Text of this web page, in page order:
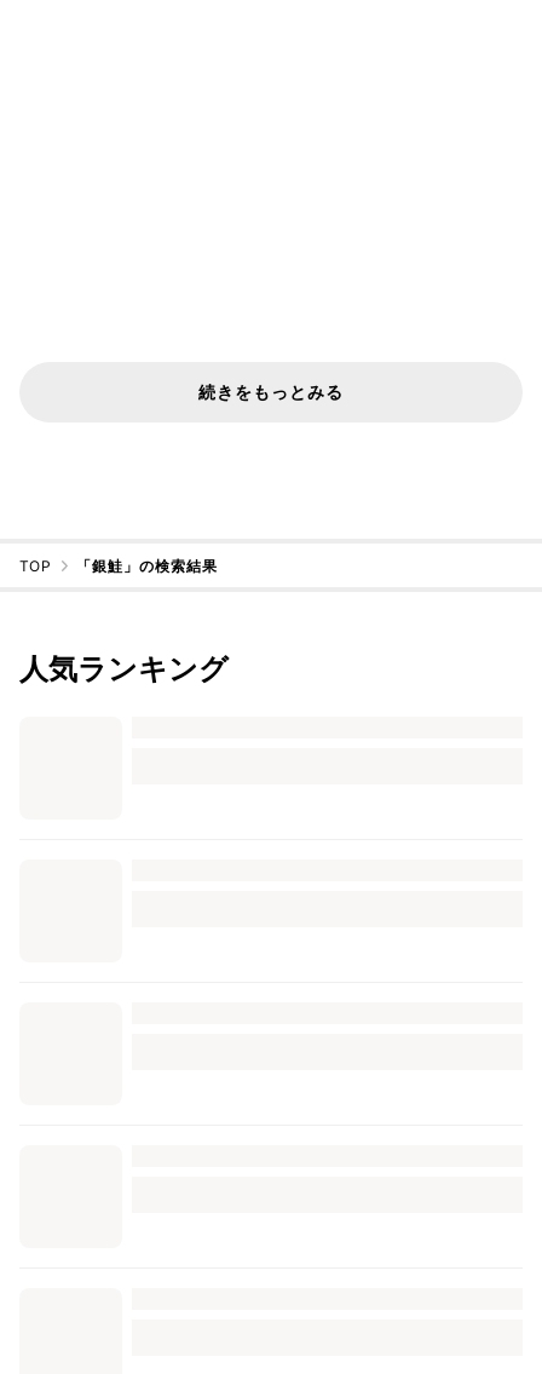
続きをもっとみる
TOP 「銀鮭」の検索結果
人気ランキング